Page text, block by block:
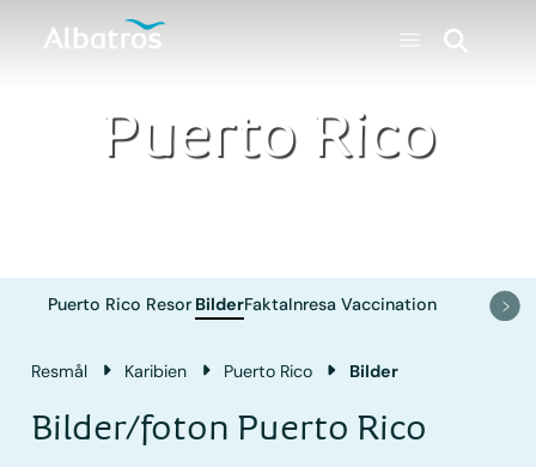
Puerto Rico
Puerto Rico Resor BilderFaktaInresa Vaccination
Resmål Karibien Puerto Rico Bilder
Bilder/foton Puerto Rico